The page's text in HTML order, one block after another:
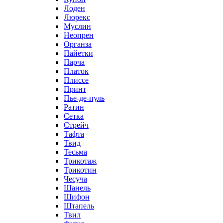
Лоден
Люрекс
Муслин
Неопрен
Органза
Пайетки
Парча
Платок
Плиссе
Принт
Пье-де-пуль
Ратин
Сетка
Стрейч
Тафта
Твид
Тесьма
Трикотаж
Трикотин
Чесуча
Шанель
Шифон
Штапель
Твил